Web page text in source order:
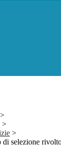
>
>
>
di selezione